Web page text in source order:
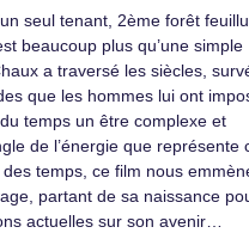
seul tenant, 2ème forêt
beaucoup plus qu’une simple
a traversé les siècles,
que les hommes lui ont
temps un être complexe et
de l’énergie que représente
temps, ce film nous
partant de sa naissance
actuelles sur son avenir…